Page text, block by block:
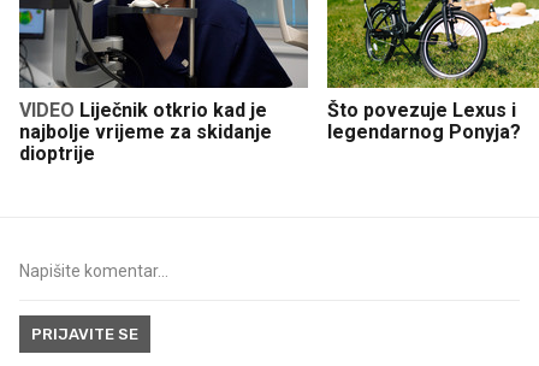
VIDEO
najbolje vrijeme za skidanje
dioptrije
Što povezuje Lexus i
legendarnog Ponyja?
PRIJAVITE SE